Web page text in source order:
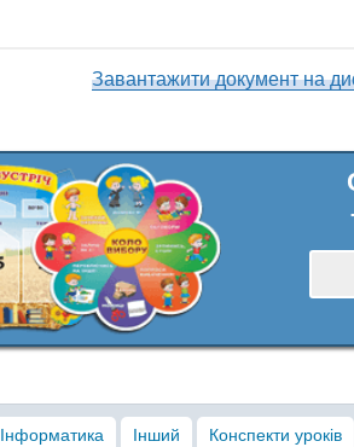
Завантажити документ на
Інформатика Інший Конспекти уроків